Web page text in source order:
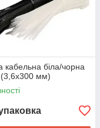
кабельна біла/чорна
мм)